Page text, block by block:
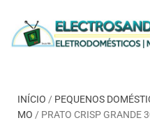
INÍCIO / PEQUENOS
MO / PRATO CRISP GRANDE